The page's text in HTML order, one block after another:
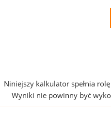
Niniejszy kalkulator spełnia
Wyniki nie powinny być